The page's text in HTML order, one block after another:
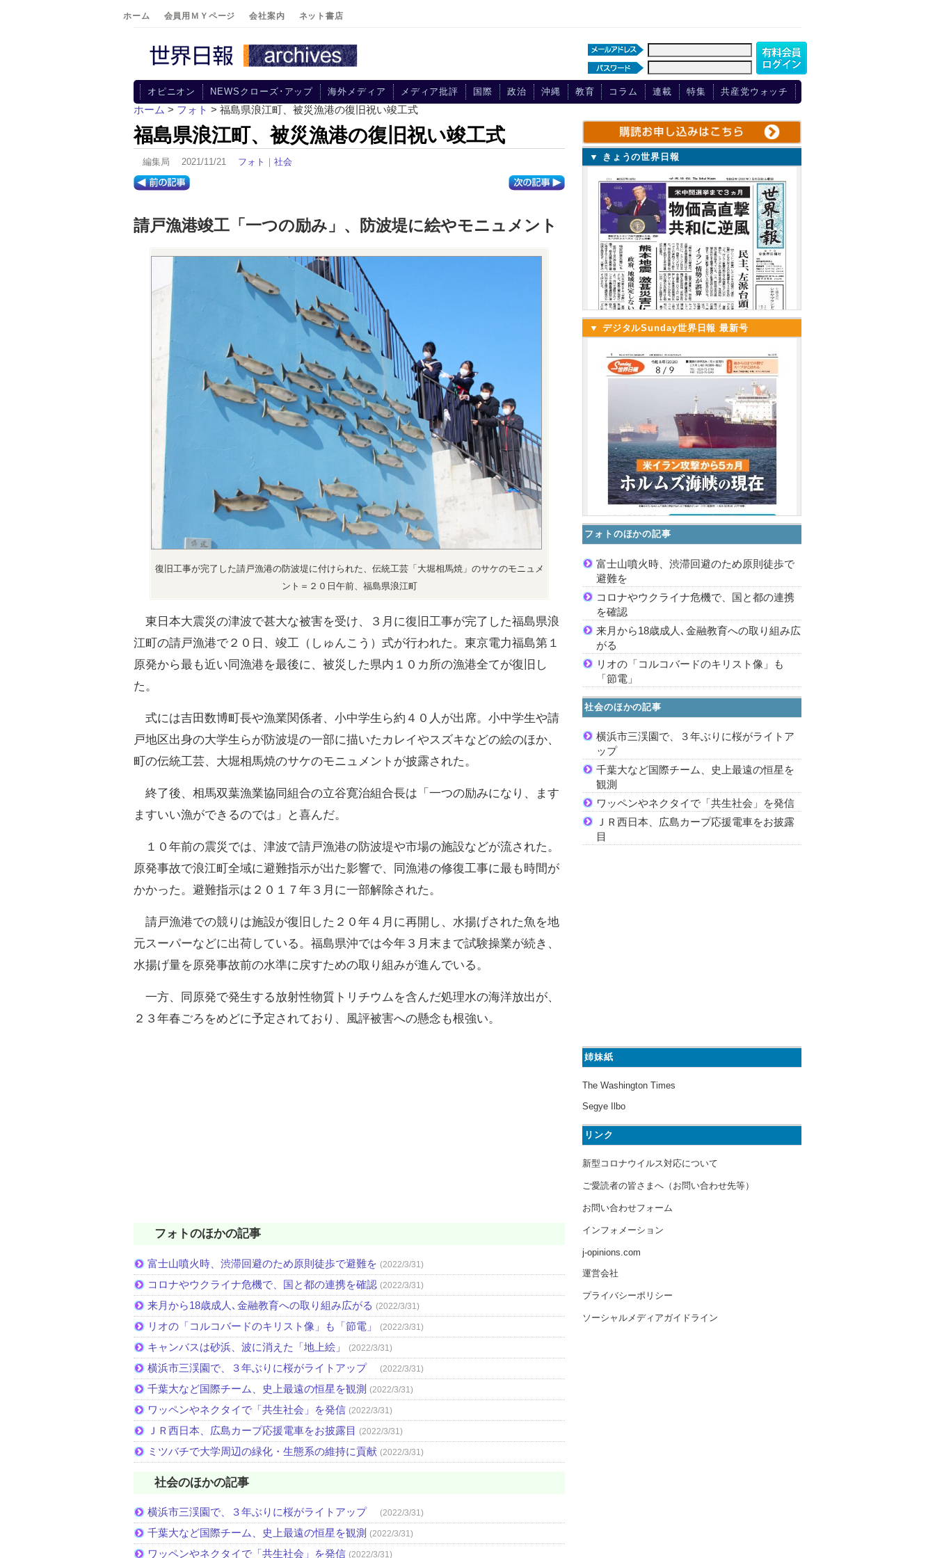
ホーム 会員用ＭＹページ 会社案内 ネット書店
オピニオン NEWSクローズ･アップ 海外メディア メディア批評 国際 政治 沖縄 教育 コラム 連載 特集 共産党ウォッチ
ホーム > フォト > 福島県浪江町、被災漁港の復旧祝い竣工式
福島県浪江町、被災漁港の復旧祝い竣工式
編集局 2021/11/21 フォト ｜ 社会
請戸漁港竣工「一つの励み」、防波堤に絵やモニュメント
復旧工事が完了した請戸漁港の防波堤に付けられた、伝統工芸「大堀相馬焼」のサケのモニュメ
ント＝２０日午前、福島県浪江町
東日本大震災の津波で甚大な被害を受け、３月に復旧工事が完了した福島県浪
江町の請戸漁港で２０日、竣工（しゅんこう）式が行われた。東京電力福島第１
原発から最も近い同漁港を最後に、被災した県内１０カ所の漁港全てが復旧し
た。
式には吉田数博町長や漁業関係者、小中学生ら約４０人が出席。小中学生や請
戸地区出身の大学生らが防波堤の一部に描いたカレイやスズキなどの絵のほか、
町の伝統工芸、大堀相馬焼のサケのモニュメントが披露された。
終了後、相馬双葉漁業協同組合の立谷寛治組合長は「一つの励みになり、ます
ますいい漁ができるのでは」と喜んだ。
１０年前の震災では、津波で請戸漁港の防波堤や市場の施設などが流された。
原発事故で浪江町全域に避難指示が出た影響で、同漁港の修復工事に最も時間が
かかった。避難指示は２０１７年３月に一部解除された。
請戸漁港での競りは施設が復旧した２０年４月に再開し、水揚げされた魚を地
元スーパーなどに出荷している。福島県沖では今年３月末まで試験操業が続き、
水揚げ量を原発事故前の水準に戻すための取り組みが進んでいる。
一方、同原発で発生する放射性物質トリチウムを含んだ処理水の海洋放出が、
２３年春ごろをめどに予定されており、風評被害への懸念も根強い。
フォトのほかの記事
富士山噴火時、渋滞回避のため原則徒歩で避難を (2022/3/31)
コロナやウクライナ危機で、国と都の連携を確認 (2022/3/31)
来月から18歳成人､金融教育への取り組み広がる (2022/3/31)
リオの「コルコバードのキリスト像」も「節電」 (2022/3/31)
キャンバスは砂浜、波に消えた「地上絵」 (2022/3/31)
横浜市三渓園で、３年ぶりに桜がライトアップ (2022/3/31)
千葉大など国際チーム、史上最遠の恒星を観測 (2022/3/31)
ワッペンやネクタイで「共生社会」を発信 (2022/3/31)
ＪＲ西日本、広島カープ応援電車をお披露目 (2022/3/31)
ミツバチで大学周辺の緑化・生態系の維持に貢献 (2022/3/31)
社会のほかの記事
横浜市三渓園で、３年ぶりに桜がライトアップ (2022/3/31)
千葉大など国際チーム、史上最遠の恒星を観測 (2022/3/31)
ワッペンやネクタイで「共生社会」を発信 (2022/3/31)
▼ きょうの世界日報
▼ デジタルSunday世界日報 最新号
フォトのほかの記事
富士山噴火時、渋滞回避のため原則徒歩で
避難を
コロナやウクライナ危機で、国と都の連携
を確認
来月から18歳成人､金融教育への取り組み広
がる
リオの「コルコバードのキリスト像」も
「節電」
社会のほかの記事
横浜市三渓園で、３年ぶりに桜がライトア
ップ
千葉大など国際チーム、史上最遠の恒星を
観測
ワッペンやネクタイで「共生社会」を発信
ＪＲ西日本、広島カープ応援電車をお披露
目
姉妹紙
The Washington Times
Segye Ilbo
リンク
新型コロナウイルス対応について
ご愛読者の皆さまへ（お問い合わせ先等）
お問い合わせフォーム
インフォメーション
j-opinions.com
運営会社
プライバシーポリシー
ソーシャルメディアガイドライン